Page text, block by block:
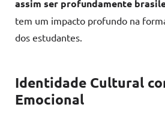
assim ser profundamente
tem um impacto profundo na
dos estudantes.
Identidade Cultural
Emocional